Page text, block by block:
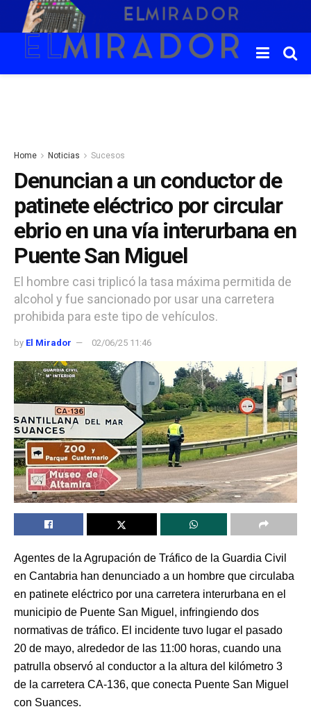
Home Noticias Sucesos
Denuncian a un conductor de
patinete eléctrico por circular
ebrio en una vía interurbana en
Puente San Miguel
El hombre casi triplicó la tasa máxima permitida de
alcohol y fue sancionado por usar una carretera
prohibida para este tipo de vehículos.
by El Mirador 02/06/25 11:46
Agentes de la Agrupación de Tráfico de la Guardia Civil
en Cantabria han denunciado a un hombre que circulaba
en patinete eléctrico por una carretera interurbana en el
municipio de Puente San Miguel, infringiendo dos
normativas de tráfico. El incidente tuvo lugar el pasado
20 de mayo, alrededor de las 11:00 horas, cuando una
patrulla observó al conductor a la altura del kilómetro 3
de la carretera CA-136, que conecta Puente San Miguel
con Suances.